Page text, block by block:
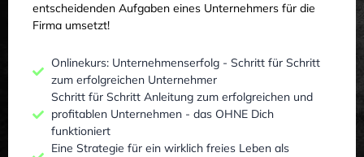
entscheidenden Aufgaben eines Unternehmers für die
Firma umsetzt!
Onlinekurs: Unternehmenserfolg - Schritt für Schritt
zum erfolgreichen Unternehmer
Schritt für Schritt Anleitung zum erfolgreichen und
profitablen Unternehmen - das OHNE Dich
funktioniert
Eine Strategie für ein wirklich freies Leben als